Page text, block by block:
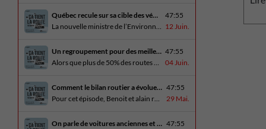
Québec recule sur sa cible des véhicules électriques
47:55
12 Juin.
Un regroupement pour des meilleures routes au Québec 47:55
04 Juin.
Comment le bilan routier a évoluer depuis 1973 47:55
29 Mai.
On parle de voitures anciennes et du nouveau Kia Seltos 2027 47:55